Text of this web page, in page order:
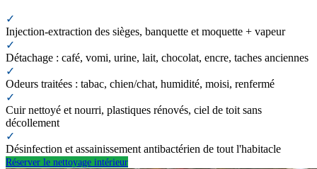
✓
Injection-extraction des sièges, banquette et moquette + vapeur
✓
Détachage : café, vomi, urine, lait, chocolat, encre, taches anciennes
✓
Odeurs traitées : tabac, chien/chat, humidité, moisi, renfermé
✓
Cuir nettoyé et nourri, plastiques rénovés, ciel de toit sans
décollement
✓
Désinfection et assainissement antibactérien de tout l'habitacle
Réserver le nettoyage intérieur